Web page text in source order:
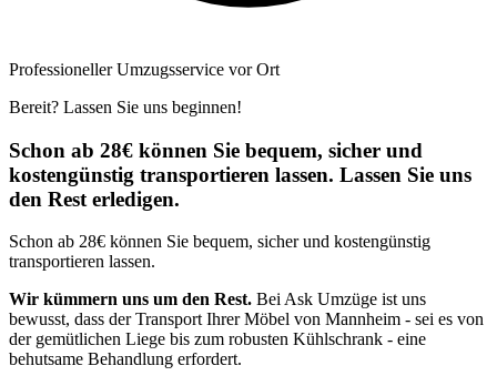
Professioneller Umzugsservice vor Ort
Bereit? Lassen Sie uns beginnen!
Schon ab 28€ können Sie bequem, sicher und
kostengünstig transportieren lassen. Lassen Sie uns
den Rest erledigen.
Schon ab 28€ können Sie bequem, sicher und kostengünstig
transportieren lassen.
Wir kümmern uns um den Rest. Bei Ask Umzüge ist uns
bewusst, dass der Transport Ihrer Möbel von Mannheim - sei es von
der gemütlichen Liege bis zum robusten Kühlschrank - eine
behutsame Behandlung erfordert.